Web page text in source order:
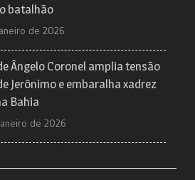
batalhão
de 2026
Ângelo Coronel amplia tensão
Jerônimo e embaralha xadrez
Bahia
de 2026